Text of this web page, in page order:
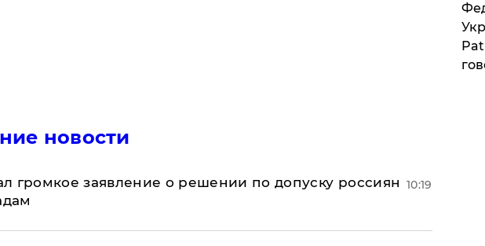
новости
громкое заявление о решении по допуску россиян 10:19